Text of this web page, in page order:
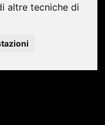
altre tecniche di